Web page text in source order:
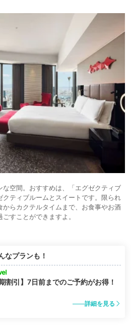
空間。おすすめは、「エグゼクティブ
ティブルームとスイートです。限られ
らカクテルタイムまで、お食事やお酒
すことができますよ。
なプランも！
割引】7日前までのご予約がお得！
詳細を見る